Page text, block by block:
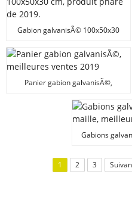
Gabion galvanisÃ© 100x50x30
Panier gabion galvanisÃ©,
Gabions
1
2 3